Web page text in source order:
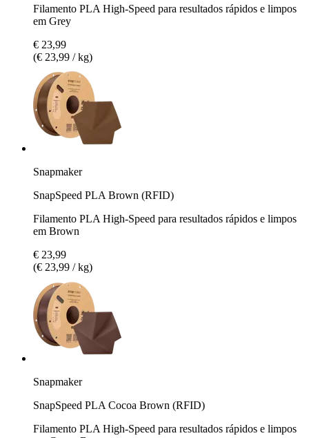
Filamento PLA High-Speed para resultados rápidos e limpos
em Grey
€ 23,99
(€ 23,99 / kg)
Snapmaker
SnapSpeed PLA Brown (RFID)
Filamento PLA High-Speed para resultados rápidos e limpos
em Brown
€ 23,99
(€ 23,99 / kg)
Snapmaker
SnapSpeed PLA Cocoa Brown (RFID)
Filamento PLA High-Speed para resultados rápidos e limpos